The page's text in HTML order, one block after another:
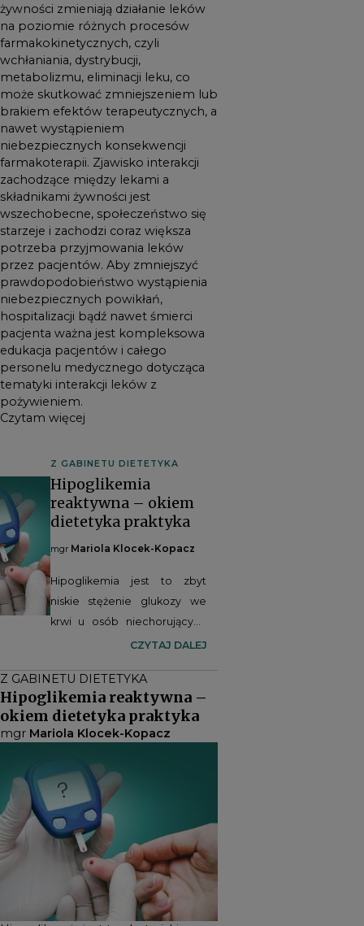
społeczeństwo się starzeje i
zachodzi coraz większa
potrzeba przyjmowania
leków przez pacjentów. Aby
zmniejszyć
prawdopodobieństwo
wystąpienia niebezpiecznych
powikłań, hospitalizacji bądź
nawet śmierci pacjenta
ważna jest kompleksowa
edukacja pacjentów i całego
personelu medycznego
dotycząca tematyki interakcji
leków z pożywieniem.
żywności zmieniają działanie leków
na poziomie różnych procesów
farmakokinetycznych, czyli
wchłaniania, dystrybucji,
metabolizmu, eliminacji leku, co
może skutkować zmniejszeniem lub
brakiem efektów terapeutycznych, a
nawet wystąpieniem
niebezpiecznych konsekwencji
farmakoterapii. Zjawisko interakcji
zachodzące między lekami a
składnikami żywności jest
wszechobecne, społeczeństwo się
starzeje i zachodzi coraz większa
potrzeba przyjmowania leków
przez pacjentów. Aby zmniejszyć
prawdopodobieństwo wystąpienia
niebezpiecznych powikłań,
hospitalizacji bądź nawet śmierci
pacjenta ważna jest kompleksowa
edukacja pacjentów i całego
personelu medycznego dotycząca
tematyki interakcji leków z
pożywieniem.
Czytam więcej
Z GABINETU DIETETYKA
Hipoglikemia
reaktywna – okiem
dietetyka praktyka
mgr Mariola Klocek-Kopacz
Hipoglikemia jest to zbyt
niskie stężenie glukozy we
krwi u osób niechorujących
na cukrzycę. Może
u osób dorosłych z
prawidłową masą ciała, jak i
nadwagą. W grupie ryzyka
będą także pacjenci po
zabiegach operacyjnych
przewodu pokarmowego
oraz bariatrycznych. U
chorych z tym rodzajem
zaburzeń istotne będzie
wprowadzenie
odpowiednich zmian w
sposobie odżywiania.
CZYTAJ DALEJ
Z GABINETU DIETETYKA
Hipoglikemia reaktywna –
okiem dietetyka praktyka
mgr Mariola Klocek-Kopacz